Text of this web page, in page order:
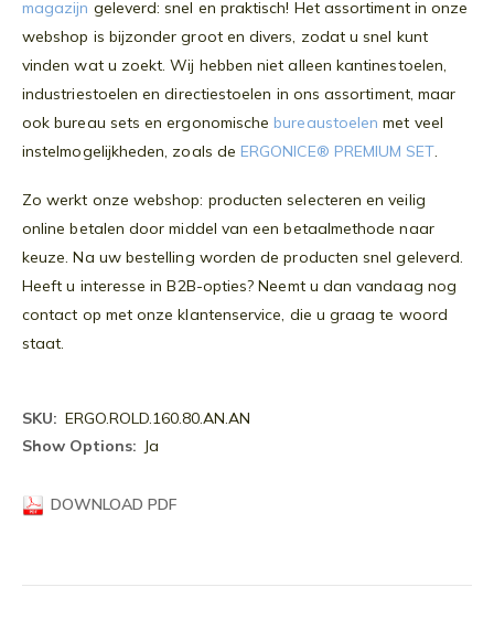
magazijn geleverd: snel en praktisch! Het assortiment in onze
webshop is bijzonder groot en divers, zodat u snel kunt
vinden wat u zoekt. Wij hebben niet alleen kantinestoelen,
industriestoelen en directiestoelen in ons assortiment, maar
ook bureau sets en ergonomische bureaustoelen met veel
instelmogelijkheden, zoals de ERGONICE® PREMIUM SET.
Zo werkt onze webshop: producten selecteren en veilig
online betalen door middel van een betaalmethode naar
keuze. Na uw bestelling worden de producten snel geleverd.
Heeft u interesse in B2B-opties? Neemt u dan vandaag nog
contact op met onze klantenservice, die u graag te woord
staat.
Meer
informatie
ERGO.ROLD.160.80.AN.AN
Ja
DOWNLOAD PDF